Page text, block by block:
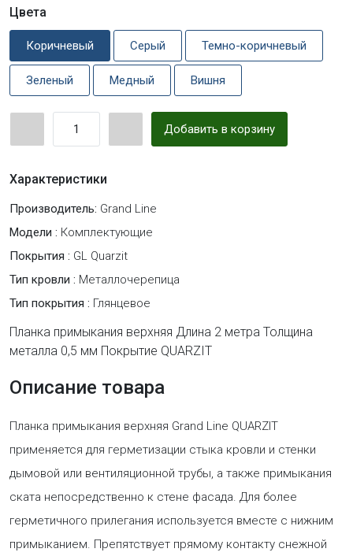
Цвета
Коричневый Серый Темно-коричневый
Зеленый Медный Вишня
Добавить в корзину
Характеристики
Производитель: Grand Line
Модели : Комплектующие
Покрытия : GL Quarzit
Тип кровли : Металлочерепица
Тип покрытия : Глянцевое
Планка примыкания верхняя Длина 2 метра Толщина
металла 0,5 мм Покрытие QUARZIT
Описание товара
Планка примыкания верхняя Grand Line QUARZIT
применяется для герметизации стыка кровли и стенки
дымовой или вентиляционной трубы, а также примыкания
ската непосредственно к стене фасада. Для более
герметичного прилегания используется вместе с нижним
примыканием. Препятствует прямому контакту снежной